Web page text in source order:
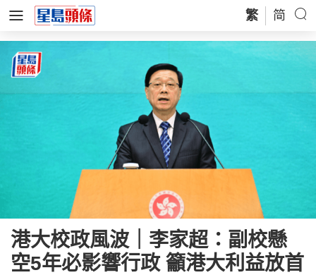
繁 简
港大校政風波｜李家超：副校懸
空5年必影響行政 籲港大利益放首